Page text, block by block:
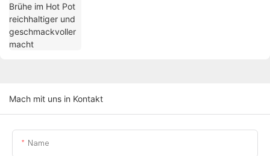
Mach mit uns in Kontakt
Name